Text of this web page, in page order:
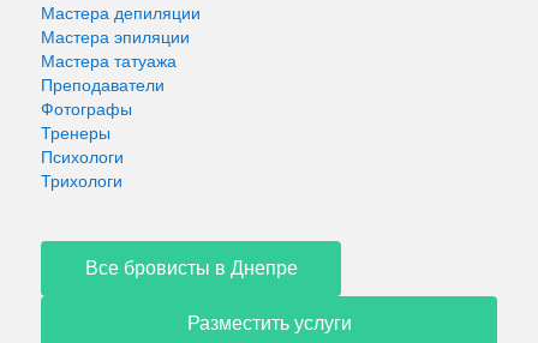
Мастера депиляции
Мастера эпиляции
Мастера татуажа
Преподаватели
Фотографы
Тренеры
Психологи
Трихологи
Все бровисты в Днепре
Разместить услуги